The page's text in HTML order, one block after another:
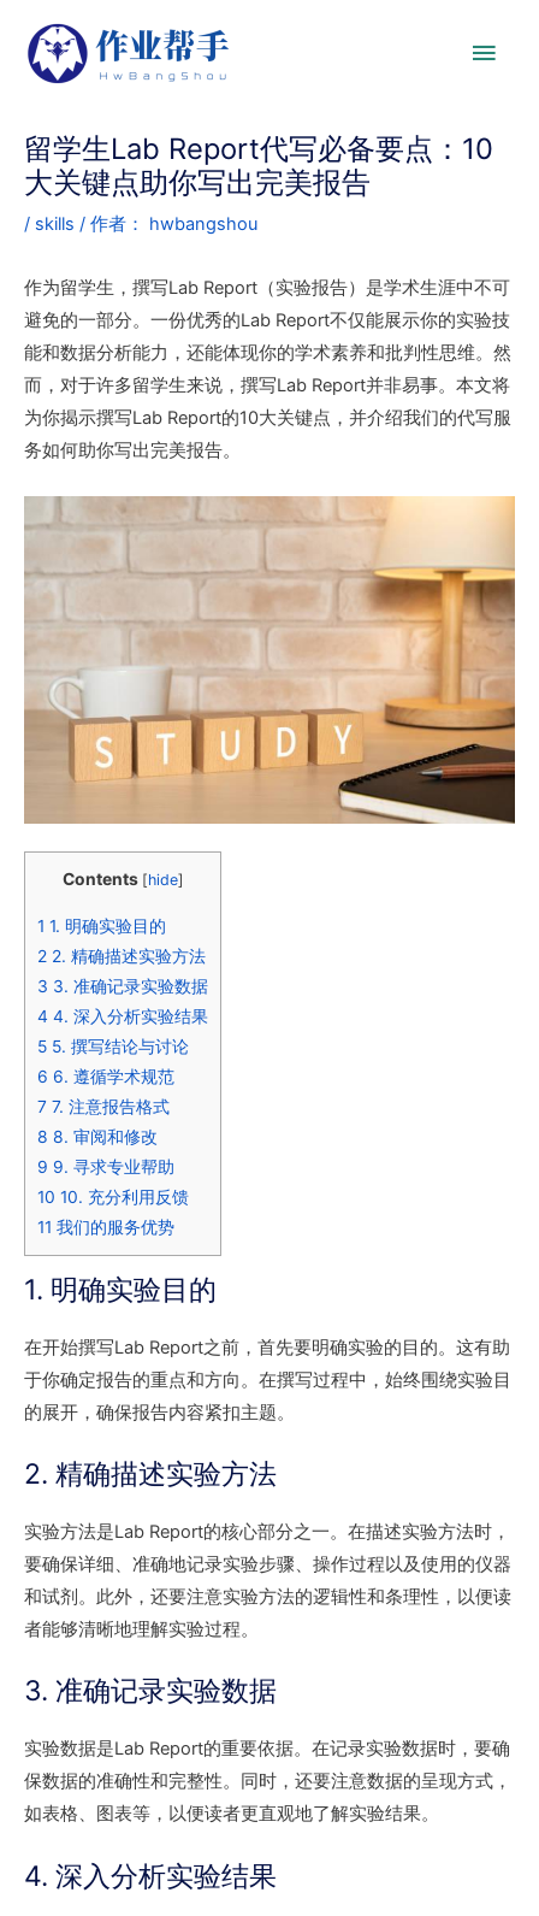
留学生Lab Report代写必备要点：10
大关键点助你写出完美报告
/ skills / 作者： hwbangshou
作为留学生，撰写Lab Report（实验报告）是学术生涯中不可
避免的一部分。一份优秀的Lab Report不仅能展示你的实验技
能和数据分析能力，还能体现你的学术素养和批判性思维。然
而，对于许多留学生来说，撰写Lab Report并非易事。本文将
为你揭示撰写Lab Report的10大关键点，并介绍我们的代写服
务如何助你写出完美报告。
Contents [hide]
1 1. 明确实验目的
2 2. 精确描述实验方法
3 3. 准确记录实验数据
4 4. 深入分析实验结果
5 5. 撰写结论与讨论
6 6. 遵循学术规范
7 7. 注意报告格式
8 8. 审阅和修改
9 9. 寻求专业帮助
10 10. 充分利用反馈
11 我们的服务优势
1. 明确实验目的
在开始撰写Lab Report之前，首先要明确实验的目的。这有助
于你确定报告的重点和方向。在撰写过程中，始终围绕实验目
的展开，确保报告内容紧扣主题。
2. 精确描述实验方法
实验方法是Lab Report的核心部分之一。在描述实验方法时，
要确保详细、准确地记录实验步骤、操作过程以及使用的仪器
和试剂。此外，还要注意实验方法的逻辑性和条理性，以便读
者能够清晰地理解实验过程。
3. 准确记录实验数据
实验数据是Lab Report的重要依据。在记录实验数据时，要确
保数据的准确性和完整性。同时，还要注意数据的呈现方式，
如表格、图表等，以便读者更直观地了解实验结果。
4. 深入分析实验结果